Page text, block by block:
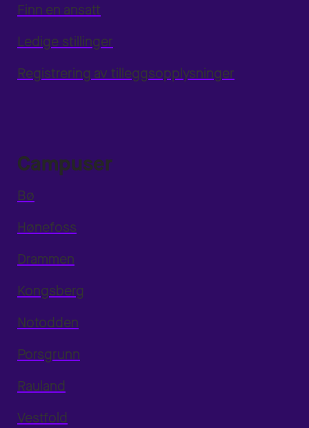
Finn en ansatt
Ledige stillinger
Registrering av tilleggsopplysninger
Campuser
Bø
Hønefoss
Drammen
Kongsberg
Notodden
Porsgrunn
Rauland
Vestfold